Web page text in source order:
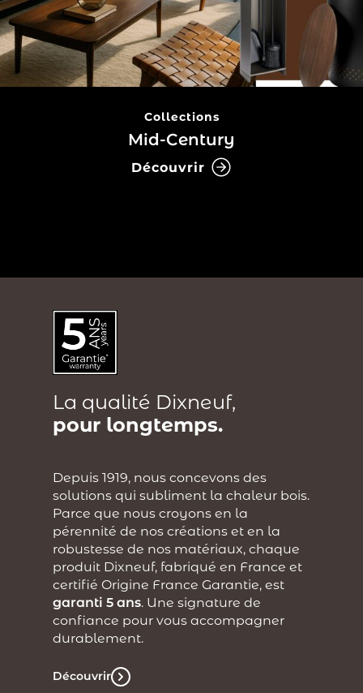
Collections
Mid-Century
Découvrir
La qualité Dixneuf,
pour longtemps.
Depuis 1919, nous concevons des
solutions qui subliment la chaleur bois.
Parce que nous croyons en la
pérennité de nos créations et en la
robustesse de nos matériaux, chaque
produit Dixneuf, fabriqué en France et
certifié Origine France Garantie, est
garanti 5 ans. Une signature de
confiance pour vous accompagner
durablement.
Découvrir